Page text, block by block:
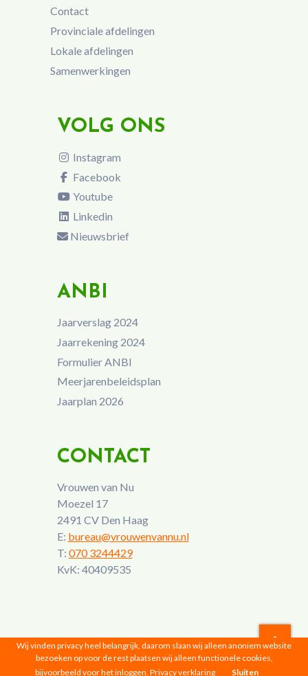
Contact
Provinciale afdelingen
Lokale afdelingen
Samenwerkingen
VOLG ONS
Instagram
Facebook
Youtube
Linkedin
Nieuwsbrief
ANBI
Jaarverslag 2024
Jaarrekening 2024
Formulier ANBI
Meerjarenbeleidsplan
Jaarplan 2026
CONTACT
Vrouwen van Nu
Moezel 17
2491 CV Den Haag
E: bureau@vrouwenvannu.nl
T: 070 3244429
KvK: 40409535
Vrouwen van Nu © 2026 |Privacyverklaring
Wij vinden privacy heel belangrijk, daarom slaan wij alleen anoniem website
bezoeken op voor de rest plaatsen wij alleen functionele cookies,
bijvoorbeeld voor het inloggen. Privacy verklaring Sluiten